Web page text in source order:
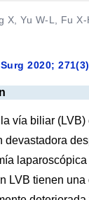
X, Yu W-L, Fu
2020;
vía biliar (LVB)
devastadora
laparoscópica
LVB tienen